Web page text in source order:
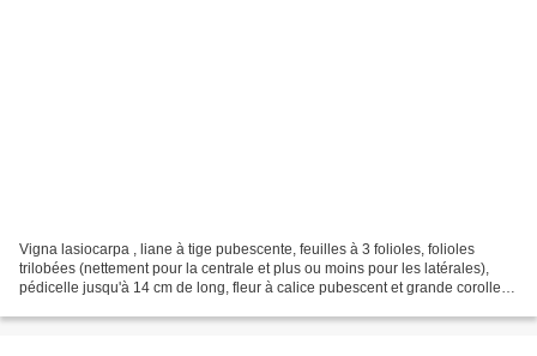
Vigna lasiocarpa , liane à tige pubescente, feuilles à 3 folioles, folioles
trilobées (nettement pour la centrale et plus ou moins pour les latérales),
pédicelle jusqu'à 14 cm de long, fleur à calice pubescent et grande corolle